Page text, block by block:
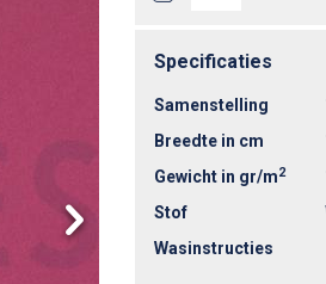
Specificaties
Samenstelling
Breedte in cm
Gewicht in gr/m2
Stof
Wasinstructies